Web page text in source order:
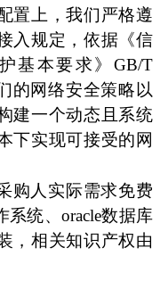
置上，我们严格遵
入规定，依据《信
基本要求》GB/T
的网络安全策略以
建一个动态且系统
下实现可接受的网
购人实际需求免费
系统、oracle数据库
，相关知识产权由